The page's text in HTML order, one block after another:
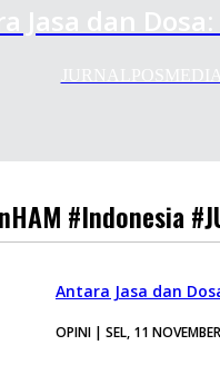
Jasa dan
#Indonesia
Antara Jasa dan
OPINI | SEL, 11